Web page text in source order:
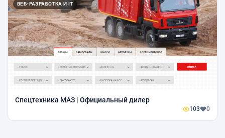
ВЕБ-РАЗРАБОТКА И IT
Спецтехника МАЗ | Официальный дилер
103 0